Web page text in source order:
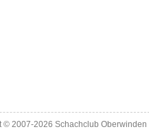
© 2007-2026Schachclub Oberwinden